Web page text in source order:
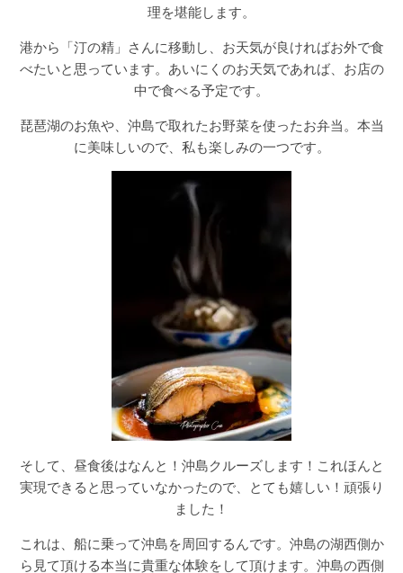
理を堪能します。
港から「汀の精」さんに移動し、お天気が良ければお外で食
べたいと思っています。あいにくのお天気であれば、お店の
中で食べる予定です。
琵琶湖のお魚や、沖島で取れたお野菜を使ったお弁当。本当
に美味しいので、私も楽しみの一つです。
そして、昼食後はなんと！沖島クルーズします！これほんと
実現できると思っていなかったので、とても嬉しい！頑張り
ました！
これは、船に乗って沖島を周回するんです。沖島の湖西側か
ら見て頂ける本当に貴重な体験をして頂けます。沖島の西側